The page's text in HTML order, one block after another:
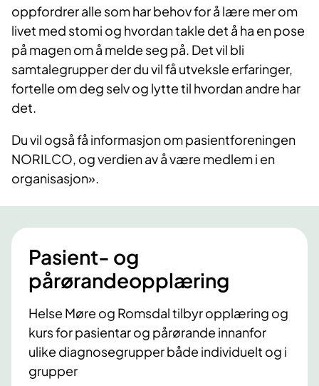
oppfordrer alle som har behov for å lære mer om
livet med stomi og hvordan takle det å ha en pose
på magen om å melde seg på. Det vil bli
samtalegrupper der du vil få utveksle erfaringer,
fortelle om deg selv og lytte til hvordan andre har
det.
Du vil også få informasjon om pasientforeningen
NORILCO, og verdien av å være medlem i en
organisasjon». ​​
Pasient- og
pårørandeopplæring
Helse Møre og Romsdal tilbyr opplæring og
kurs for pasientar og pårørande innanfor
ulike diagnosegrupper både individuelt og i
grupper